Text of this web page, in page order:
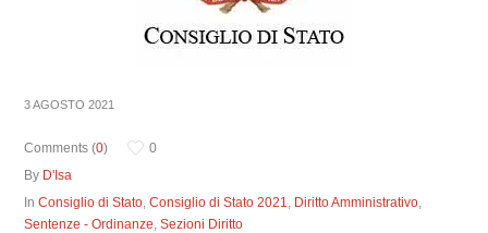
3 AGOSTO 2021
Comments (0)
0
By D'Isa
InConsiglio di Stato,Consiglio di Stato 2021, Diritto Amministrativo,
Sentenze - Ordinanze,Sezioni Diritto